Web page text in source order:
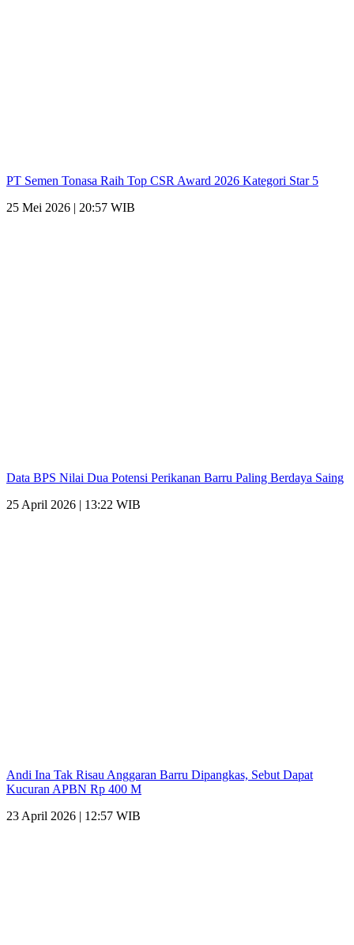
PT Semen Tonasa Raih Top CSR Award 2026 Kategori Star 5
25 Mei 2026 | 20:57 WIB
Data BPS Nilai Dua Potensi Perikanan Barru Paling Berdaya Saing
25 April 2026 | 13:22 WIB
Andi Ina Tak Risau Anggaran Barru Dipangkas, Sebut Dapat
Kucuran APBN Rp 400 M
23 April 2026 | 12:57 WIB